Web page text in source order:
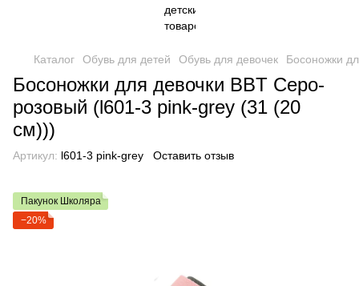
Каталог Обувь для детей Обувь для девочек Босоножки
Босоножки для девочки BBT Серо-
розовый (l601-3 pink-grey (31 (20
см)))
Артикул: l601-3 pink-grey Оставить отзыв
Пакунок Школяра
−20%